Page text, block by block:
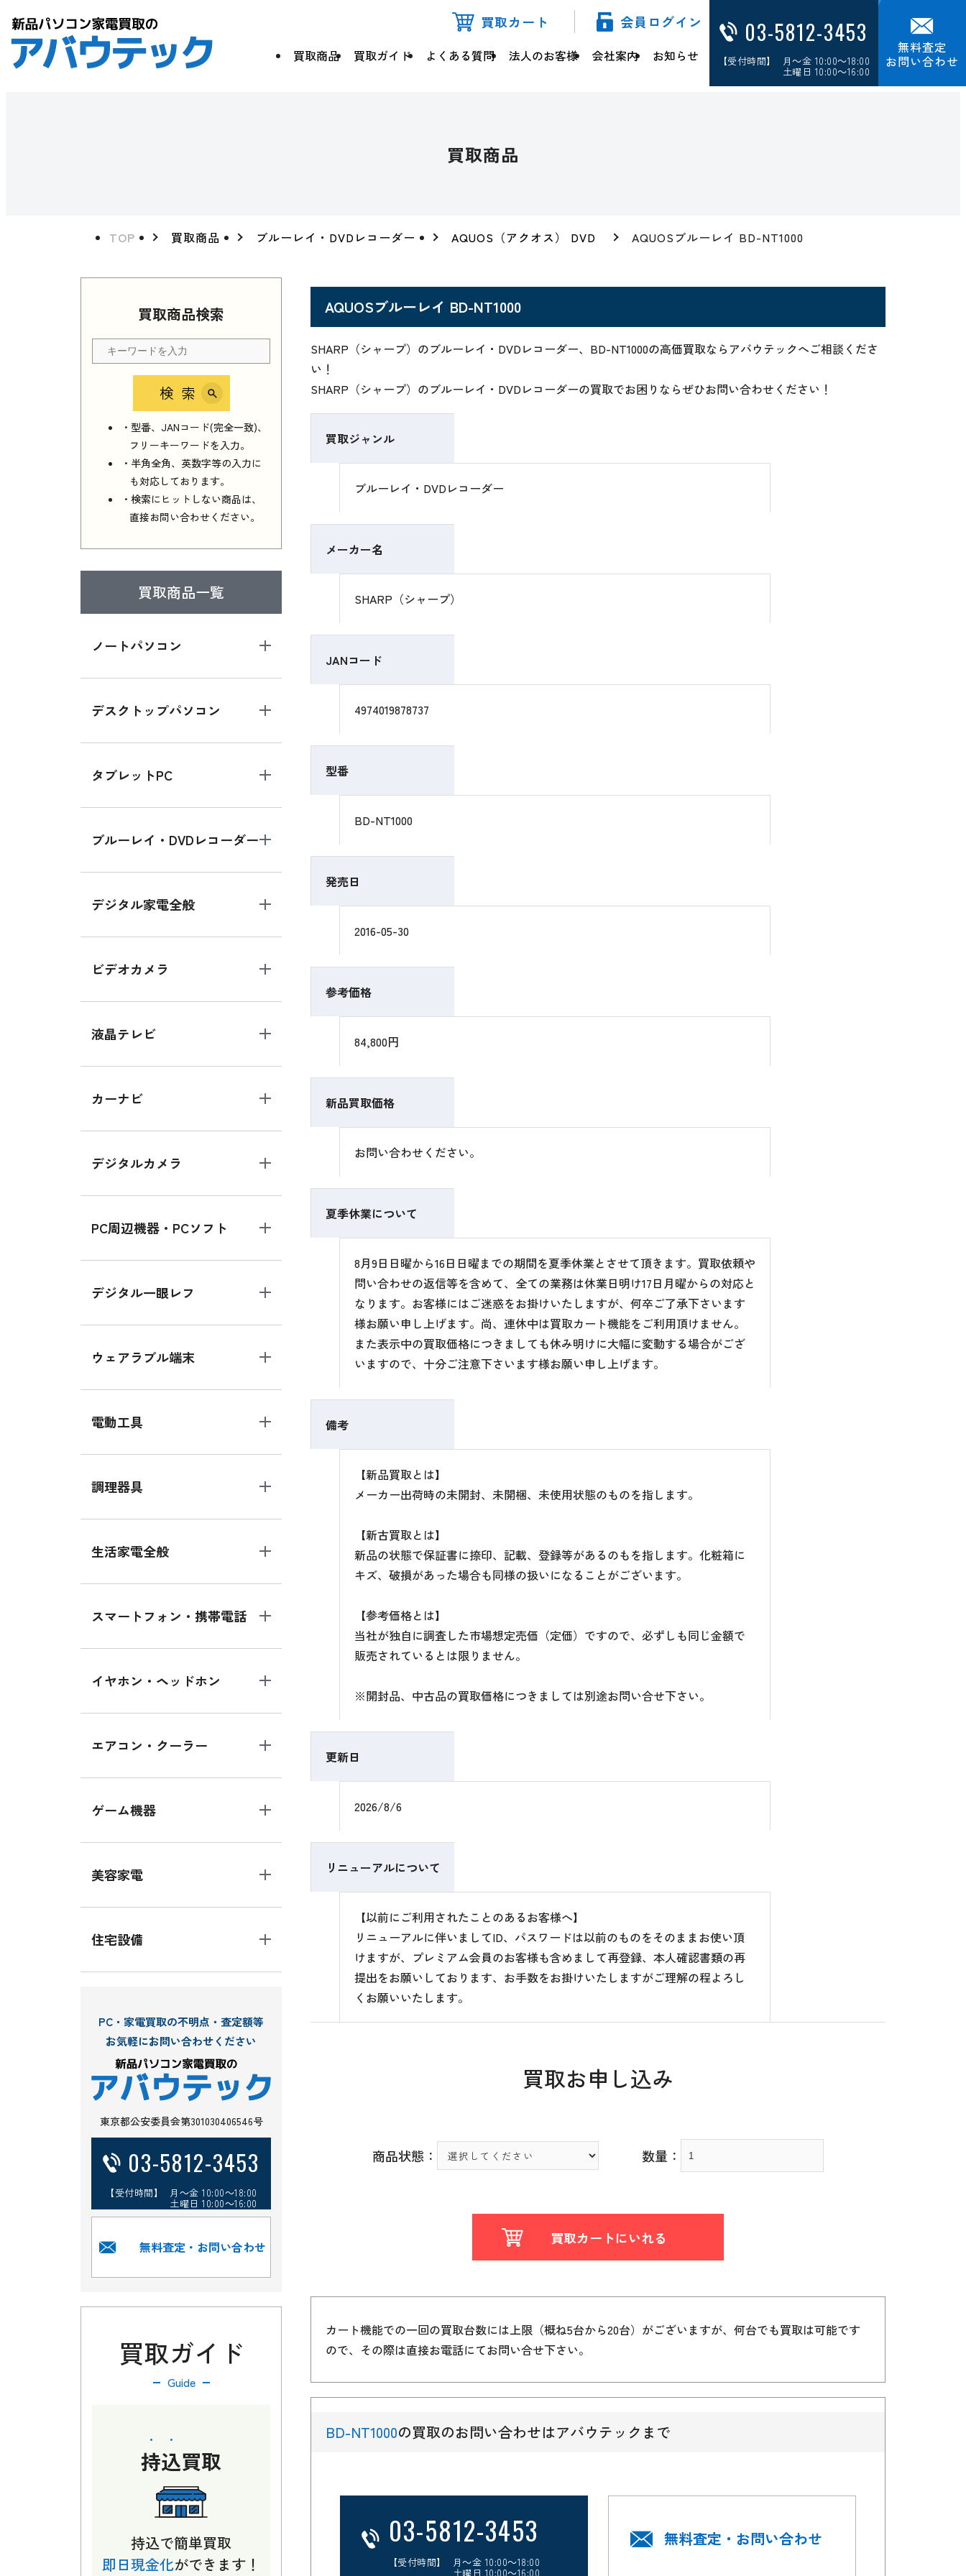
買取カート 会員ログイン
買取商品 買取ガイド よくある質問 法人のお客様 会社案内 お知らせ
03-5812-3453
【受付時間】 月～金 10:00～18:00
土曜日 10:00～16:00
無料査定
お問い合わせ
買取商品
TOP 買取商品 ブルーレイ・DVDレコーダー AQUOS（アクオス） DVD AQUOSブルーレイ BD-NT1000
買取商品検索
検索
・型番、JANコード(完全一致)、
フリーキーワードを入力。
・半角全角、英数字等の入力に
も対応しております。
・検索にヒットしない商品は、
直接お問い合わせください。
買取商品一覧
ノートパソコン
デスクトップパソコン
タブレットPC
ブルーレイ・DVDレコーダー
デジタル家電全般
ビデオカメラ
液晶テレビ
カーナビ
デジタルカメラ
PC周辺機器・PCソフト
デジタル一眼レフ
ウェアラブル端末
電動工具
調理器具
生活家電全般
スマートフォン・携帯電話
イヤホン・ヘッドホン
エアコン・クーラー
ゲーム機器
美容家電
住宅設備
PC・家電買取の不明点・査定額等
お気軽にお問い合わせください
東京都公安委員会第301030406546号
03-5812-3453
【受付時間】 月～金 10:00～18:00
土曜日 10:00～16:00
無料査定・お問い合わせ
買取ガイド
Guide
持込買取
持込で簡単買取
即日現金化ができます！
AQUOSブルーレイ BD-NT1000
SHARP（シャープ）のブルーレイ・DVDレコーダー、BD-NT1000の高価買取ならアバウテックへご相談くださ
い！
SHARP（シャープ）のブルーレイ・DVDレコーダーの買取でお困りならぜひお問い合わせください！
買取ジャンル
ブルーレイ・DVDレコーダー
メーカー名
SHARP（シャープ）
JANコード
4974019878737
型番
BD-NT1000
発売日
2016-05-30
参考価格
84,800円
新品買取価格
お問い合わせください。
夏季休業について
8月9日日曜から16日日曜までの期間を夏季休業とさせて頂きます。買取依頼や
問い合わせの返信等を含めて、全ての業務は休業日明け17日月曜からの対応と
なります。お客様にはご迷惑をお掛けいたしますが、何卒ご了承下さいます
様お願い申し上げます。尚、連休中は買取カート機能をご利用頂けません。
また表示中の買取価格につきましても休み明けに大幅に変動する場合がござ
いますので、十分ご注意下さいます様お願い申し上げます。
備考
【新品買取とは】
メーカー出荷時の未開封、未開梱、未使用状態のものを指します。
【新古買取とは】
新品の状態で保証書に捺印、記載、登録等があるのもを指します。化粧箱に
キズ、破損があった場合も同様の扱いになることがございます。
【参考価格とは】
当社が独自に調査した市場想定売価（定価）ですので、必ずしも同じ金額で
販売されているとは限りません。
※開封品、中古品の買取価格につきましては別途お問い合せ下さい。
更新日
2026/8/6
リニューアルについて
【以前にご利用されたことのあるお客様へ】
リニューアルに伴いましてID、パスワードは以前のものをそのままお使い頂
けますが、プレミアム会員のお客様も含めまして再登録、本人確認書類の再
提出をお願いしております、お手数をお掛けいたしますがご理解の程よろし
くお願いいたします。
買取お申し込み
商品状態： 数量：
買取カートにいれる
カート機能での一回の買取台数には上限（概ね5台から20台）がございますが、何台でも買取は可能です
ので、その際は直接お電話にてお問い合せ下さい。
BD-NT1000の買取のお問い合わせはアバウテックまで
03-5812-3453
【受付時間】 月～金 10:00～18:00
土曜日 10:00～16:00
無料査定・お問い合わせ